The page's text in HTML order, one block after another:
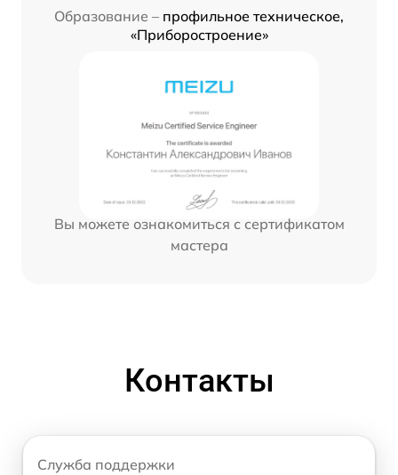
Образование – профильное техническое,
«Приборостроение»
Вы можете ознакомиться с сертификатом
мастера
Контакты
Служба поддержки